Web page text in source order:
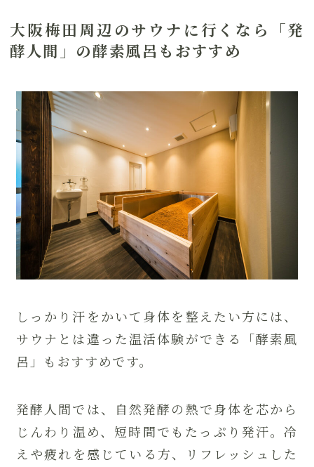
大阪梅田周辺のサウナに行くなら「発
酵人間」の酵素風呂もおすすめ
しっかり汗をかいて身体を整えたい方には、
サウナとは違った温活体験ができる「酵素風
呂」もおすすめです。
発酵人間では、自然発酵の熱で身体を芯から
じんわり温め、短時間でもたっぷり発汗。冷
えや疲れを感じている方、リフレッシュした